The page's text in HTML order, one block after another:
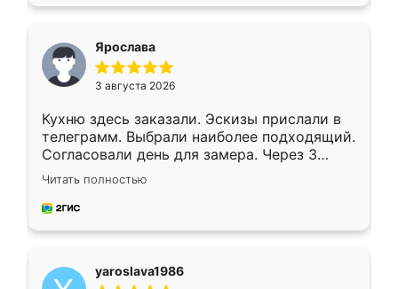
Ярослава
3 августа 2026
Кухню здесь заказали. Эскизы прислали в
телеграмм. Выбрали наиболее подходящий.
Согласовали день для замера. Через 3
недели кухня была уже готова. Остались
довольны работой. Спасибо Ренессанс
мебель за качественную работу!
Читать полностью
yaroslava1986